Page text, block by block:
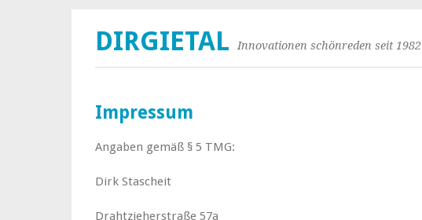
DIRGIETAL Innovationen schönreden seit 1982
Impressum
Angaben gemäß § 5 TMG:
Dirk Stascheit
Drahtzieherstraße 57a